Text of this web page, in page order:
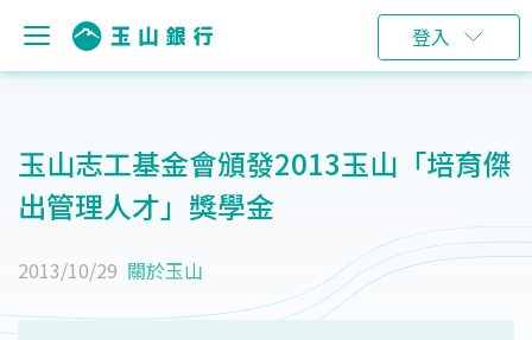
登入
玉山志工基金會頒發2013玉山「培育傑
出管理人才」獎學金
2013/10/29 關於玉山